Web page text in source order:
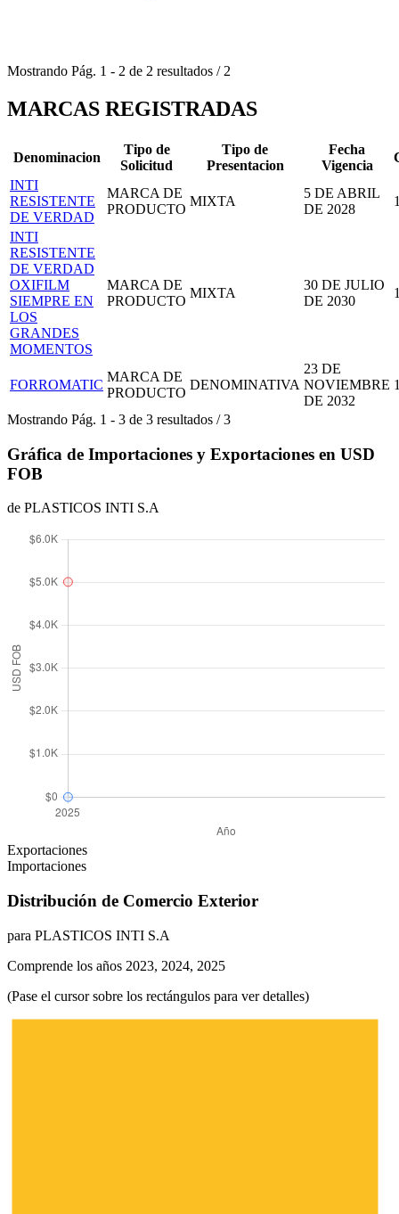
Mostrando Pág. 1 - 2 de 2 resultados / 2
MARCAS REGISTRADAS
Denominacion
Tipo de
Solicitud
Tipo de
Presentacion
Fecha
Vigencia
INTI
RESISTENTE
DE VERDAD
MARCA DE
PRODUCTO
MIXTA
5 DE ABRIL
DE 2028
INTI
RESISTENTE
DE VERDAD
OXIFILM
SIEMPRE EN
LOS
GRANDES
MOMENTOS
MARCA DE
PRODUCTO
MIXTA
30 DE JULIO
DE 2030
FORROMATIC
MARCA DE
PRODUCTO
DENOMINATIVA
23 DE
NOVIEMBRE
DE 2032
Mostrando Pág. 1 - 3 de 3 resultados /3
Gráfica de Importaciones y Exportaciones en USD
FOB
de PLASTICOS INTI S.A
Exportaciones
Importaciones
Distribución de Comercio Exterior
para PLASTICOS INTI S.A
Comprende los años 2023, 2024, 2025
(Pase el cursor sobre los rectángulos para ver detalles)